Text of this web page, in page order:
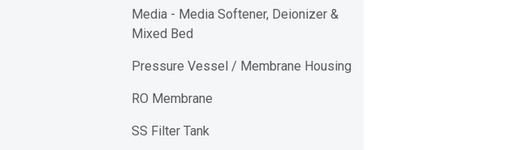
Media - Media Softener, Deionizer &
Mixed Bed
Pressure Vessel / Membrane Housing
RO Membrane
SS Filter Tank